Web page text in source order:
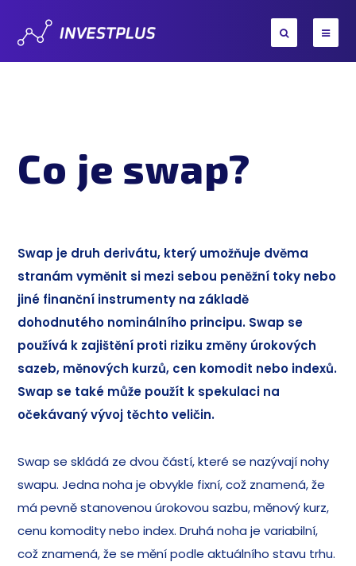
Co je swap?
Swap je druh derivátu, který umožňuje dvěma
stranám vyměnit si mezi sebou peněžní toky nebo
jiné finanční instrumenty na základě
dohodnutého nominálního principu. Swap se
používá k zajištění proti riziku změny úrokových
sazeb, měnových kurzů, cen komodit nebo indexů.
Swap se také může použít k spekulaci na
očekávaný vývoj těchto veličin.
Swap se skládá ze dvou částí, které se nazývají nohy
swapu. Jedna noha je obvykle fixní, což znamená, že
má pevně stanovenou úrokovou sazbu, měnový kurz,
cenu komodity nebo index. Druhá noha je variabilní,
což znamená, že se mění podle aktuálního stavu trhu.